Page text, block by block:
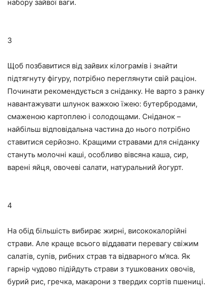
набору зайвої ваги.
3
Щоб позбавитися від зайвих кілограмів і знайти
підтягнуту фігуру, потрібно переглянути свій раціон.
Починати рекомендується з сніданку. Не варто з ранку
навантажувати шлунок важкою їжею: бутербродами,
смаженою картоплею і солодощами. Сніданок –
найбільш відповідальна частина до нього потрібно
ставитися серйозно. Кращими стравами для сніданку
стануть молочні каші, особливо вівсяна каша, сир,
варені яйця, овочеві салати, натуральний йогурт.
4
На обід більшість вибирає жирні, висококалорійні
страви. Але краще всього віддавати перевагу свіжим
салатів, супів, рибних страв та відварного м’яса. Як
гарнір чудово підійдуть страви з тушкованих овочів,
бурий рис, гречка, макарони з твердих сортів пшениці.